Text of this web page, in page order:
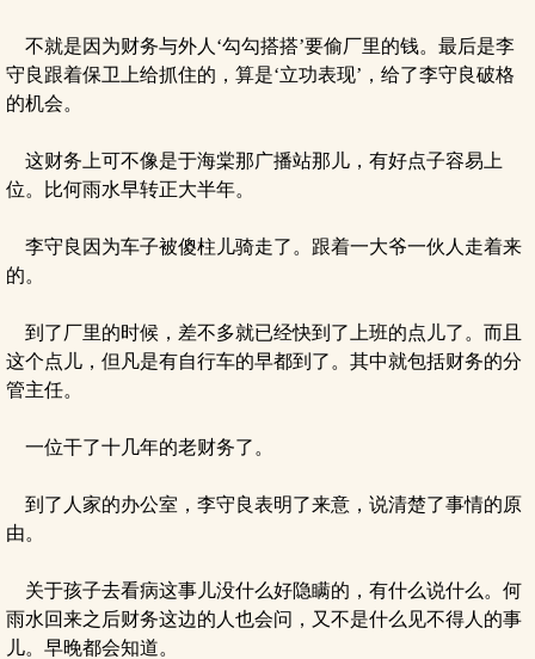
不就是因为财务与外人‘勾勾搭搭’要偷厂里的钱。最后是李
守良跟着保卫上给抓住的，算是‘立功表现’，给了李守良破格
的机会。
这财务上可不像是于海棠那广播站那儿，有好点子容易上
位。比何雨水早转正大半年。
李守良因为车子被傻柱儿骑走了。跟着一大爷一伙人走着来
的。
到了厂里的时候，差不多就已经快到了上班的点儿了。而且
这个点儿，但凡是有自行车的早都到了。其中就包括财务的分
管主任。
一位干了十几年的老财务了。
到了人家的办公室，李守良表明了来意，说清楚了事情的原
由。
关于孩子去看病这事儿没什么好隐瞒的，有什么说什么。何
雨水回来之后财务这边的人也会问，又不是什么见不得人的事
儿。早晚都会知道。